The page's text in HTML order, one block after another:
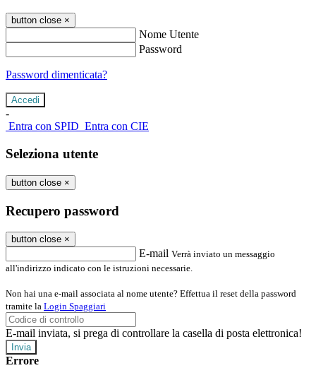
button close ×
Nome Utente
Password
Password dimenticata?
-
Entra con SPID Entra con CIE
Seleziona utente
button close ×
Recupero password
button close ×
E-mail Verrà inviato un messaggio
all'indirizzo indicato con le istruzioni necessarie.
Non hai una e-mail associata al nome utente? Effettua il reset della password
tramite la Login Spaggiari
E-mail inviata, si prega di controllare la casella di posta elettronica!
Errore